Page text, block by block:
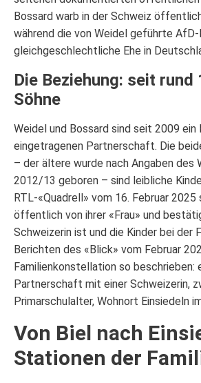
Bossard warb in der Schweiz
während die von Weidel geführte
gleichgeschlechtliche Ehe in
Die Beziehung: seit
Söhne
Weidel und Bossard sind seit 2009 ein
eingetragenen Partnerschaft. Die
– der ältere wurde nach Angaben des
2012/13 geboren – sind leibliche
RTL-«Quadrell» vom 16. Februar
öffentlich von ihrer «Frau» und
Schweizerin ist und die Kinder bei der
Berichten des «Blick» vom Februar
Familienkonstellation so beschrieben:
Partnerschaft mit einer Schweizerin,
Primarschulalter, Wohnort Einsiedeln
Von Biel nach
Stationen der